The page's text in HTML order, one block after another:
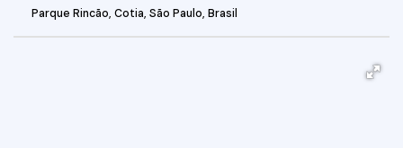
Parque Rincão, Cotia, São Paulo, Brasil